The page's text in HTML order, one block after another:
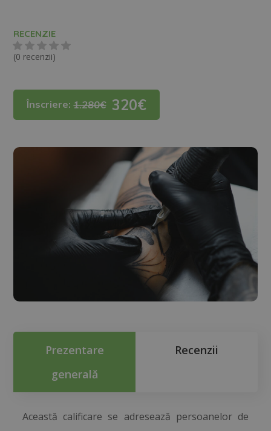
RECENZIE
(0 recenzii)
Înscriere:1.280€ 320€
Prezentare
generală
Recenzii
Această calificare se adresează persoanelor de